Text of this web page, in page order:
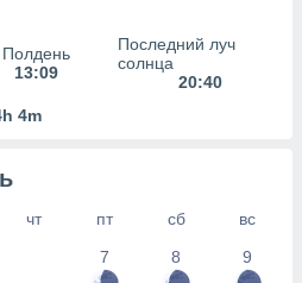
Полдень
13:09
Последний луч
солнца
20:40
4m
чт пт сб
вс
7
8 9